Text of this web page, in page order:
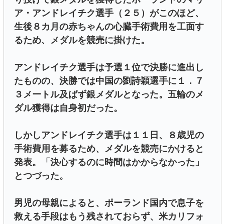
ア・アンドレイチク選手（２５）がこのほど、
生後８カ月の赤ちゃんの心臓手術費用を工面す
るため、メダルを競売に掛けた。
アンドレイチク選手は予選１位で決勝に進出し
たものの、決勝では中国の劉詩穎選手に１．７
３メートル及ばず銀メダルとなった。五輪のメ
ダル獲得は自身初だった。
しかしアンドレイチク選手は１１日、８歳児の
手術費用を募るため、メダルを競売にかけると
発表。「決心するのに時間はかからなかった」
とつづった。
男児の母親によると、ポーランド国内で息子を
救える手段はもう残されておらず、米カリフォ